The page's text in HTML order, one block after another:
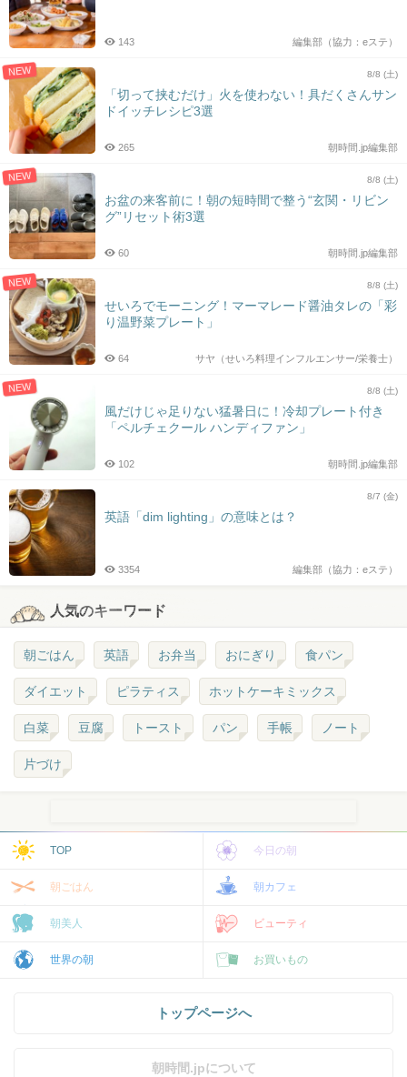
編集部（協力：eステ）
143
NEW 8/8 (土)
「切って挟むだけ」火を使わない！具だくさんサン
ドイッチレシピ3選
朝時間.jp編集部
265
NEW 8/8 (土)
お盆の来客前に！朝の短時間で整う“玄関・リビン
グ”リセット術3選
朝時間.jp編集部
60
NEW 8/8 (土)
せいろでモーニング！マーマレード醤油タレの「彩
り温野菜プレート」
サヤ（せいろ料理インフルエンサー/栄養士）
64
NEW 8/8 (土)
風だけじゃ足りない猛暑日に！冷却プレート付き
「ペルチェクール ハンディファン」
朝時間.jp編集部
102
8/7 (金)
英語「dim lighting」の意味とは？
編集部（協力：eステ）
3354
人気のキーワード
朝ごはん 英語 お弁当 おにぎり 食パン
ダイエット ピラティス ホットケーキミックス
白菜 豆腐 トースト パン 手帳 ノート
片づけ
TOP 今日の朝
朝ごはん 朝カフェ
朝美人 ビューティ
世界の朝 お買いもの
トップページへ
朝時間.jpについて